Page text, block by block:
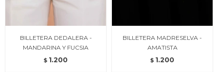
BILLETERA DEDALERA -
MANDARINA Y FUCSIA
$ 1.200
BILLETERA MADRESELVA -
AMATISTA
$ 1.200